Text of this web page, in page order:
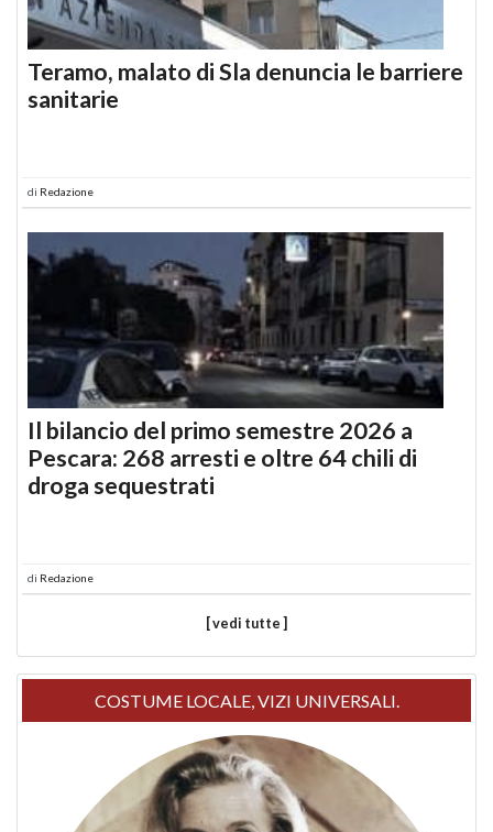
Teramo, malato di Sla denuncia le barriere
sanitarie
di Redazione
Il bilancio del primo semestre 2026 a
Pescara: 268 arresti e oltre 64 chili di
droga sequestrati
di Redazione
[ vedi tutte ]
COSTUME LOCALE, VIZI UNIVERSALI.